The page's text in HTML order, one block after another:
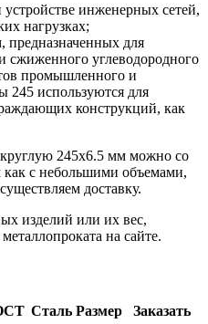
инженерных сетей,
нагрузках;
предназначенных для
сжиженного углеводородного
промышленного и
245 используются для
конструкций, как
245х6.5 мм можно со
как с небольшими объемами,
доставку.
изделий или их вес,
на сайте.
Сталь Размер
Заказать